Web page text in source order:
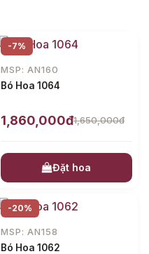
-7%
MSP: AN160
Bó Hoa 1064
1,860,000đ1,650,000đ
Đặt hoa
-20%
MSP: AN158
Bó Hoa 1062